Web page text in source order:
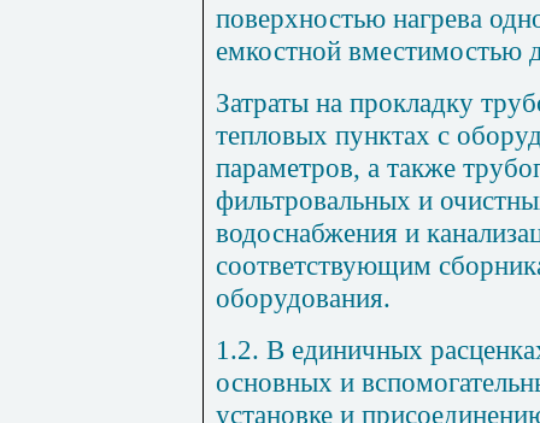
поверхностью нагрева
емкостной вместимостью
Затраты на прокладку
тепловых пунктах с
параметров, а также
фильтровальных и
водоснабжения и
соответствующим
оборудования.
1.2. В единичных
основных и
установке и